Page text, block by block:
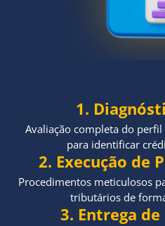
1.
Avaliação completa do
para identificar
2. Execução de
Procedimentos meticulosos
tributários de
3. Entrega